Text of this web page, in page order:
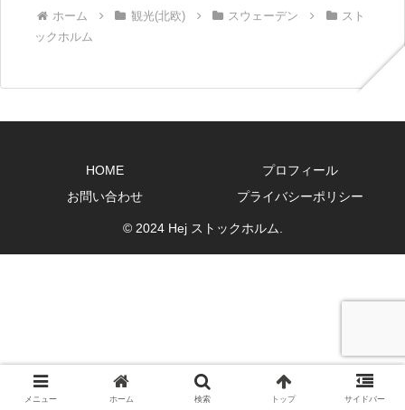
ホーム 観光(北欧) スウェーデン
スト
ックホルム
HOME
プロフィール
お問い合わせ
プライバシーポリシー
© 2024 Hej ストックホルム.
メニュー ホーム 検索 トップ サイドバー